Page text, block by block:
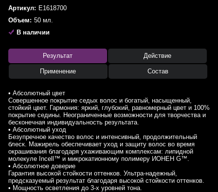
Артикул: E1618700
Объем: 50 мл.
В наличии
Результат Действие
Применение Состав
• Абсолютный цвет
Совершенное покрытие седых волос и богатый, насыщенный,
стойкий цвет. Гармония: яркий, глубокий, равномерный цвет и 100%
покрытие седины. Неограниченные возможности для творчества и
бесконечная индивидуальность результата.
• Абсолютный уход
Безупречное качество волос и интенсивный, продолжительный
блеск. Мажирель обеспечивает уход и защиту волос во время
окрашивания благодаря ухаживающим комплексам: липидной
молекуле Incell™ и микрокатионному полимеру ИОНЕН G™.
• Абсолютное доверие
Гарантия высокой стойкости оттенков. Ультра-надежный,
предсказуемый результат благодаря высокой стойкости оттенков.
• Мощность осветления до 3-х уровней тона.